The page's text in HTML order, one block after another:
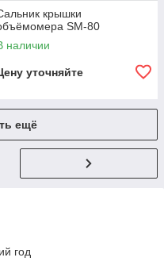
крышки
SM-80
наличии
уточняйте
ещё
год